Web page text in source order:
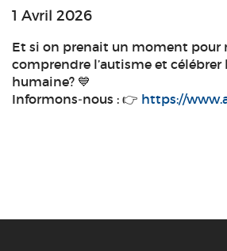
1 Avril 2026
Et si on prenait un moment pour
comprendre l’autisme et célébrer
humaine? 💙
Informons‑nous : 👉 https://